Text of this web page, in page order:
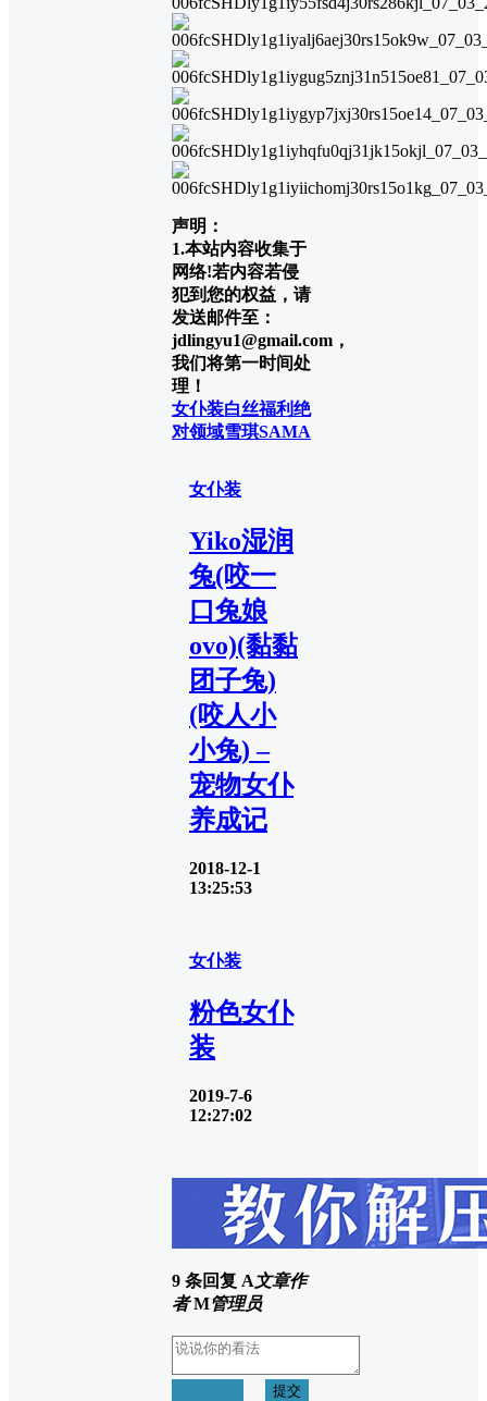
声明：
1.本站内容收集于
网络!若内容若侵
犯到您的权益，请
发送邮件至：
jdlingyu1@gmail.com，
我们将第一时间处
理！
女仆装白丝福利绝
对领域雪琪SAMA
女仆装
Yiko湿润
兔(咬一
口兔娘
ovo)(黏黏
团子兔)
(咬人小
小兔) –
宠物女仆
养成记
2018-12-1
13:25:53
女仆装
粉色女仆
装
2019-7-6
12:27:02
9 条回复 A文章作
者 M管理员
提交